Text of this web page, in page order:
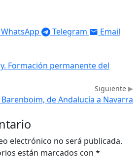
WhatsApp Telegram Email
Formación permanente del
Siguiente
de Andalucía a Navarra
electrónico no será publicada.
están marcados con *